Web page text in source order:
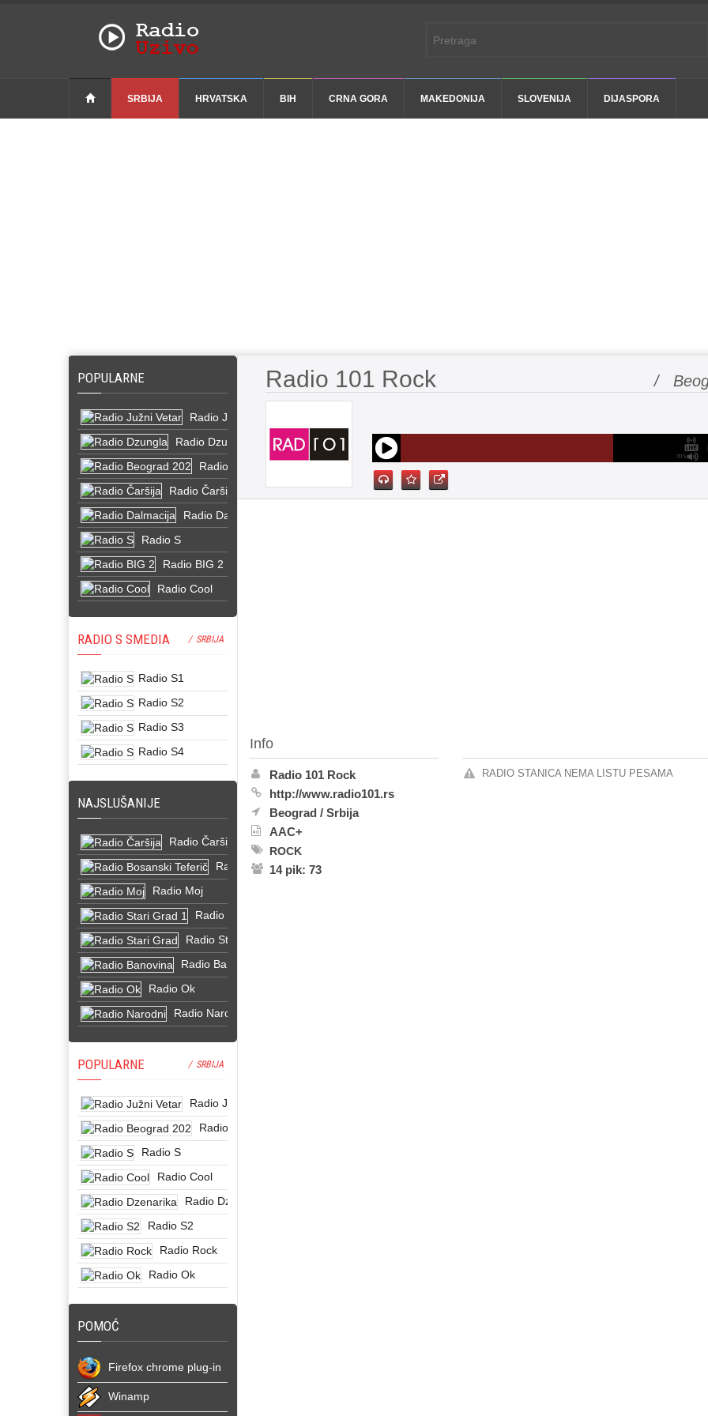
SRBIJA HRVATSKA BIH CRNA GORA MAKEDONIJA SLOVENIJA DIJASPORA
POPULARNE
Radio Južni Vetar
Radio Dzungla
Radio Beograd 202
Radio Čaršija
Radio Dalmacija
Radio S
Radio BIG 2
Radio Cool
RADIO S SMEDIA / SRBIJA
Radio S1
Radio S2
Radio S3
Radio S4
NAJSLUŠANIJE
Radio Čaršija
Radio Bosanski Teferič
Radio Moj
Radio Stari Grad 1
Radio Stari Grad
Radio Banovina
Radio Ok
Radio Narodni
POPULARNE / SRBIJA
Radio Južni Vetar
Radio Beograd 202
Radio S
Radio Cool
Radio Dzenarika
Radio S2
Radio Rock
Radio Ok
POMOĆ
Firefox chrome plug-in
Winamp
Radio 101 Rock /
70%
Info
Radio 101 Rock
http://www.radio101.rs
Beograd /Srbija
AAC+
ROCK
14 pik: 73
RADIO STANICA NEMA LISTU PESAMA